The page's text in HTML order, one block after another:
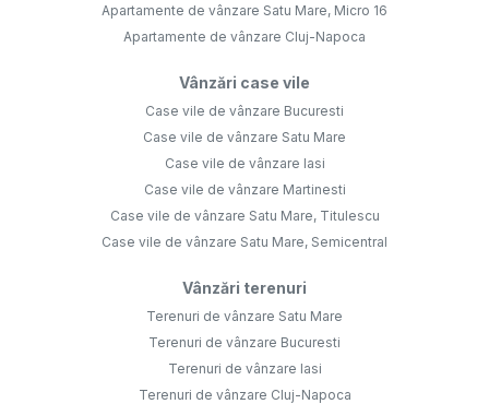
Apartamente de vânzare Satu Mare, Micro 16
Apartamente de vânzare Cluj-Napoca
Vânzări case vile
Case vile de vânzare Bucuresti
Case vile de vânzare Satu Mare
Case vile de vânzare Iasi
Case vile de vânzare Martinesti
Case vile de vânzare Satu Mare, Titulescu
Case vile de vânzare Satu Mare, Semicentral
Vânzări terenuri
Terenuri de vânzare Satu Mare
Terenuri de vânzare Bucuresti
Terenuri de vânzare Iasi
Terenuri de vânzare Cluj-Napoca